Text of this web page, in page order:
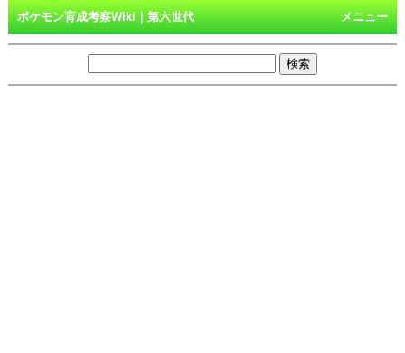
メニュー
ポケモン育成考察Wiki｜第六世代